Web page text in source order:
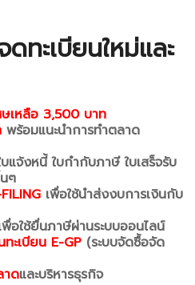
ทะเบียนใหม่และ
เหลือ 3,500 บาท
พร้อมแนะนำการทำตลาด
บแจ้งหนี้ ใบกำกับภาษี ใบเสร็จรับ
ๆ
เพื่อใช้นำส่งงบการเงินกับ
พื่อใช้ยื่นภาษีผ่านระบบออนไลน์
ะเบียน E-GP (ระบบจัดซื้อจัด
าดและบริหารธุรกิจ